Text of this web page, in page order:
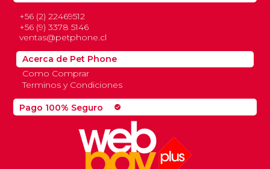
Pago 100% Seguro check_circle
+56 (2) 22469512
+56 (9) 3378 5146
ventas@petphone.cl
Acerca de Pet Phone
Como Comprar
Terminos y Condiciones